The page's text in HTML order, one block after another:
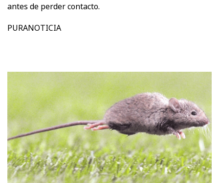
antes de perder contacto.
PURANOTICIA